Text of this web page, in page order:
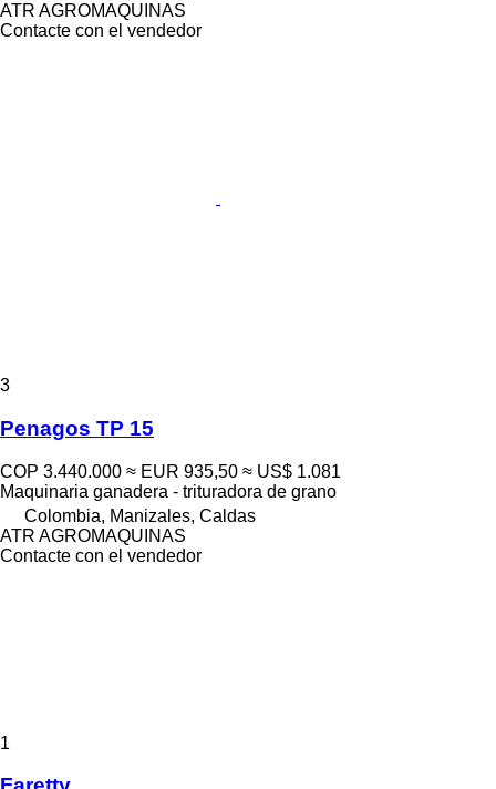
ATR AGROMAQUINAS
Contacte con el vendedor
3
Penagos TP 15
COP 3.440.000 ≈ EUR 935,50 ≈ US$ 1.081
Maquinaria ganadera - trituradora de grano
Colombia, Manizales, Caldas
ATR AGROMAQUINAS
Contacte con el vendedor
1